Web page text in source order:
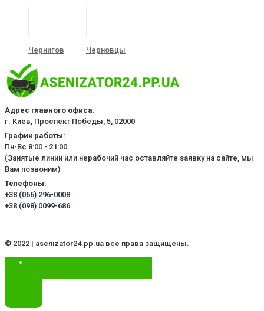
Чернигов Черновцы
Адрес главного офиса:
г. Киев, Проспект Победы, 5, 02000
График работы:
Пн-Вс 8:00 - 21:00
(Занятые линии или нерабочий час оставляйте заявку на сайте, мы
Вам позвоним)
Телефоны:
+38 (066) 296-0008
+38 (098) 0099-686
© 2022 | asenizator24.pp.ua все права защищены.